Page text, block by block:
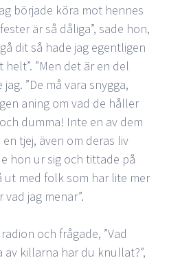
började köra mot hennes
är så dåliga”, sade hon,
dit så hade jag egentligen
”Men det är en del
”De må vara snygga,
aning om vad de håller
dumma! Inte en av dem
tjej, även om deras liv
hon ur sig och tittade på
ut med folk som har lite mer
jag menar”.
och frågade, ”Vad
av killarna har du knullat?”,